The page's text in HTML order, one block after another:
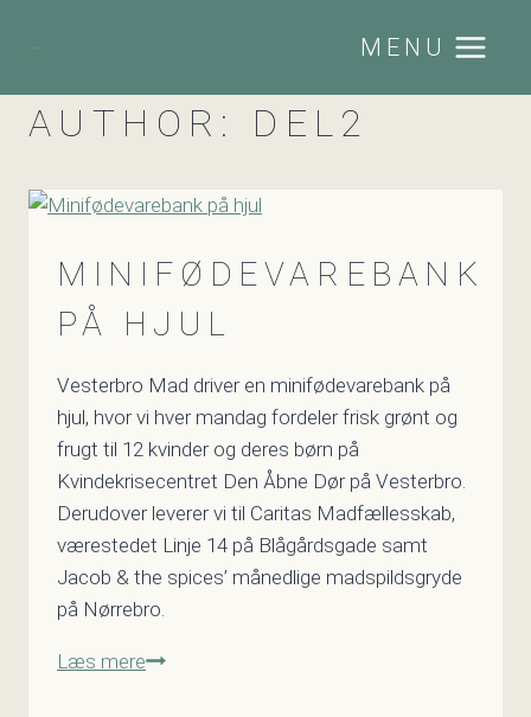
MENU
AUTHOR: DEL2
MINIFØDEVAREBANK
PÅ HJUL
Vesterbro Mad driver en minifødevarebank på
hjul, hvor vi hver mandag fordeler frisk grønt og
frugt til 12 kvinder og deres børn på
Kvindekrisecentret Den Åbne Dør på Vesterbro.
Derudover leverer vi til Caritas Madfællesskab,
værestedet Linje 14 på Blågårdsgade samt
Jacob & the spices’ månedlige madspildsgryde
på Nørrebro.
Læs mereMinifødevarebank